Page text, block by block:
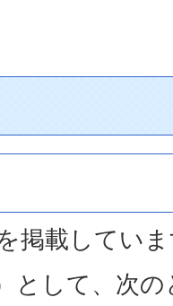
掲載してい
として、次